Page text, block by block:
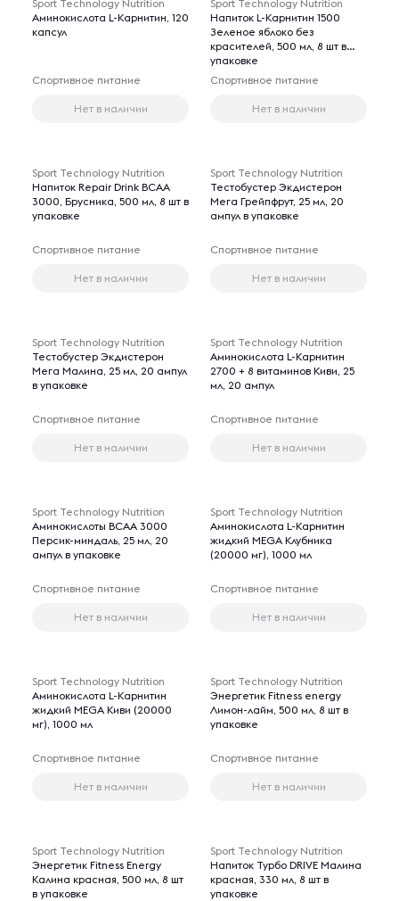
Sport Technology Nutrition
Аминокислота L-Карнитин, 120
капсул
Спортивное питание
Нет в наличии
Sport Technology Nutrition
Напиток L-Карнитин 1500
Зеленое яблоко без
красителей, 500 мл, 8 шт в
упаковке
Спортивное питание
Нет в наличии
Sport Technology Nutrition
Напиток Repair Drink ВСАА
3000, Брусника, 500 мл, 8 шт в
упаковке
Спортивное питание
Нет в наличии
Sport Technology Nutrition
Тестобустер Экдистерон
Мега Грейпфрут, 25 мл, 20
ампул в упаковке
Спортивное питание
Нет в наличии
Sport Technology Nutrition
Тестобустер Экдистерон
Мега Малина, 25 мл, 20 ампул
в упаковке
Спортивное питание
Нет в наличии
Sport Technology Nutrition
Аминокислота L-Карнитин
2700 + 8 витаминов Киви, 25
мл, 20 ампул
Спортивное питание
Нет в наличии
Sport Technology Nutrition
Аминокислоты BCAA 3000
Персик-миндаль, 25 мл, 20
ампул в упаковке
Спортивное питание
Нет в наличии
Sport Technology Nutrition
Аминокислота L-Карнитин
жидкий MEGA Клубника
(20000 мг), 1000 мл
Спортивное питание
Нет в наличии
Sport Technology Nutrition
Аминокислота L-Карнитин
жидкий MEGA Киви (20000
мг), 1000 мл
Спортивное питание
Нет в наличии
Sport Technology Nutrition
Энергетик Fitness energy
Лимон-лайм, 500 мл, 8 шт в
упаковке
Спортивное питание
Нет в наличии
Sport Technology Nutrition
Энергетик Fitness Energy
Калина красная, 500 мл, 8 шт
в упаковке
Sport Technology Nutrition
Напиток Турбо DRIVE Малина
красная, 330 мл, 8 шт в
упаковке